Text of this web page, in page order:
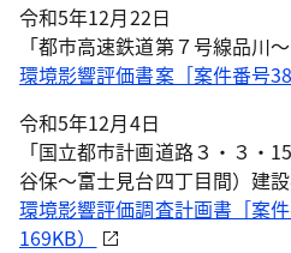
令和5年12月22日
「都市高速鉄道第７号線品川
環境影響評価書案［案件番号
令和5年12月4日
「国立都市計画道路３・３・
谷保～富士見台四丁目間）建
環境影響評価調査計画書［案
169KB）